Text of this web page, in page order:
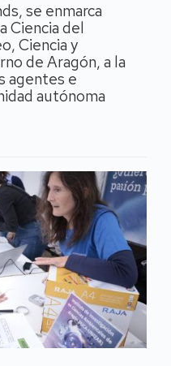
se enmarca
Ciencia del
Ciencia y
de Aragón, a la
agentes e
autónoma